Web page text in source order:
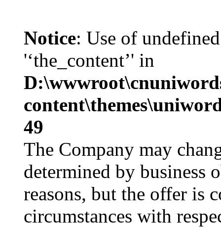
Notice: Use of
'‘the_content’' in
49
The Company may
determined by business
reasons, but the offer is
circumstances with